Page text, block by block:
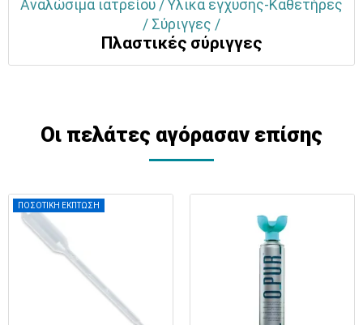
Αναλώσιμα ιατρείου / Υλικά έγχυσης-Καθετήρες
/ Σύριγγες /
Πλαστικές σύριγγες
Οι πελάτες αγόρασαν επίσης
ΠΟΣΟΤΙΚΗ ΕΚΠΤΩΣΗ